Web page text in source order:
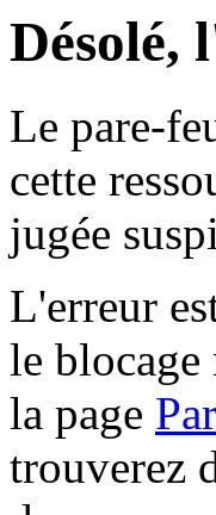
Désolé,
Le pare-
cette
jugée
L'erreur
le blocage
la page
trouverez